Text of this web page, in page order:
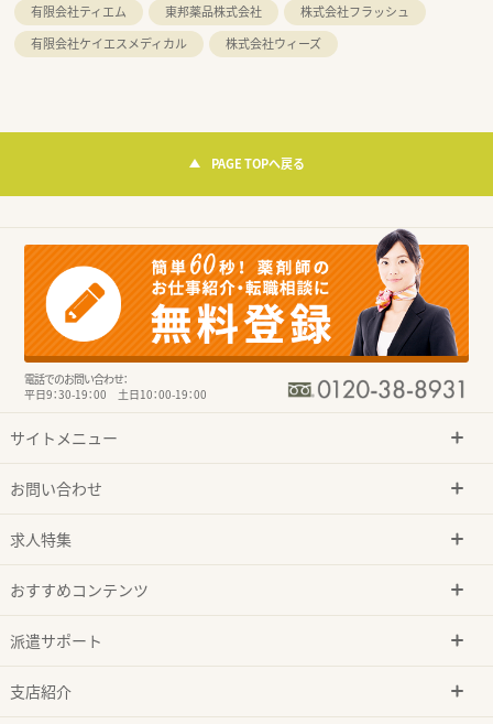
有限会社ティエム
東邦薬品株式会社
株式会社フラッシュ
有限会社ケイエスメディカル
株式会社ウィーズ
PAGE TOPへ戻る
電話でのお問い合わせ：
平日9：30-19：00 土日10：00-19：00
サイトメニュー
お問い合わせ
求人特集
おすすめコンテンツ
派遣サポート
支店紹介